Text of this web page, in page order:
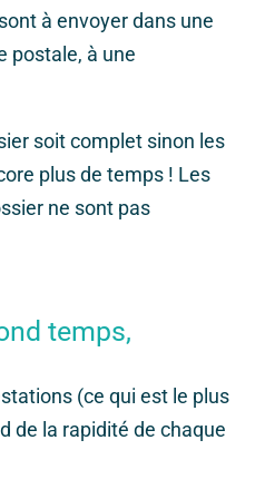
à envoyer dans une
postale, à une
soit complet sinon les
plus de temps ! Les
ne sont pas
temps,
(ce qui est le plus
de la rapidité de chaque